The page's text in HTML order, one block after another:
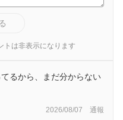
は非表示になります
るから、まだ分からない
2026/08/07 通報